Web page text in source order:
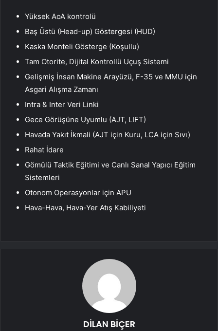
Yüksek AoA kontrolü
Baş Üstü (Head-up) Göstergesi (HUD)
Kaska Monteli Gösterge (Koşullu)
Tam Otorite, Dijital Kontrollü Uçuş Sistemi
Gelişmiş İnsan Makine Arayüzü, F-35 ve MMU için
Asgari Alışma Zamanı
Intra & Inter Veri Linki
Gece Görüşüne Uyumlu (AJT, LIFT)
Havada Yakıt İkmali (AJT için Kuru, LCA için Sıvı)
Rahat İdare
Gömülü Taktik Eğitimi ve Canlı Sanal Yapıcı Eğitim
Sistemleri
Otonom Operasyonlar için APU
Hava-Hava, Hava-Yer Atış Kabiliyeti
DİLAN BİÇER